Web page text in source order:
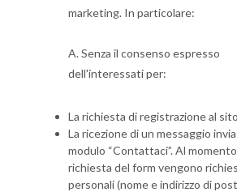
marketing. In particolare:
A. Senza il consenso espresso
dell'interessati per:
La richiesta di registrazione al
La ricezione di un messaggio
modulo “Contattaci”.Al
richiesta del form vengono
personali (nome e indirizzo di